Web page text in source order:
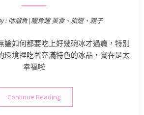
Posted on
: 咕溜魚|曬魚趣 美食、旅遊、親子
論如何都要吃上好幾碗冰才過癮，特別
環境裡吃著充滿特色的冰品，實在是太
幸福啦
Continue Reading“【高雄鼓山區美食】ICE